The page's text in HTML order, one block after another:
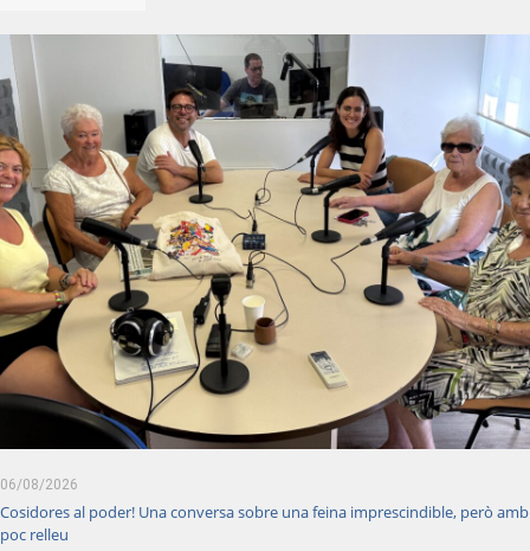
06/08/2026
Cosidores al poder! Una conversa sobre una feina imprescindible, però amb
poc relleu